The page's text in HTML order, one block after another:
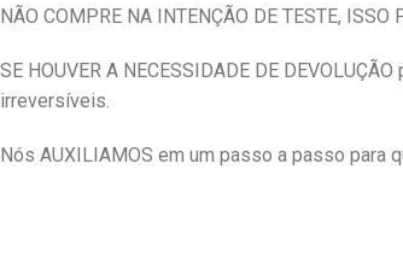
NÃO COMPRE NA INTENÇÃO DE TESTE, ISSO
SE HOUVER A NECESSIDADE DE
irreversíveis.
Nós AUXILIAMOS em um passo a passo para